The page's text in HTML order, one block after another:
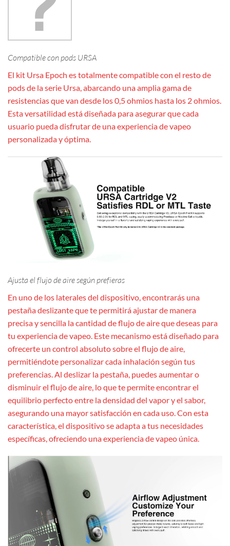
Compatible con pods URSA
El kit Ursa Epoch es totalmente compatible con el resto de
pods de la serie Ursa, abarcando una amplia gama de
resistencias que van desde los 0,5 ohmios hasta los 2 ohmios.
Esta versatilidad está diseñada para asegurar que cada
usuario pueda disfrutar de una experiencia de vapeo
personalizada y óptima.
Ajusta el flujo de aire según prefieras
En uno de los laterales del dispositivo, encontrarás una
pestaña deslizante que te permitirá ajustar de manera
precisa y sencilla la cantidad de flujo de aire que deseas para
tu experiencia de vapeo. Este mecanismo está diseñado para
ofrecerte un control absoluto sobre el flujo de aire,
permitiéndote personalizar cada inhalación según tus
preferencias. Al deslizar la pestaña, puedes aumentar o
disminuir el flujo de aire, lo que te permite encontrar el
equilibrio perfecto entre la densidad del vapor y el sabor,
asegurando una mayor satisfacción en cada uso. Con esta
característica, el dispositivo se adapta a tus necesidades
específicas, ofreciendo una experiencia de vapeo única.